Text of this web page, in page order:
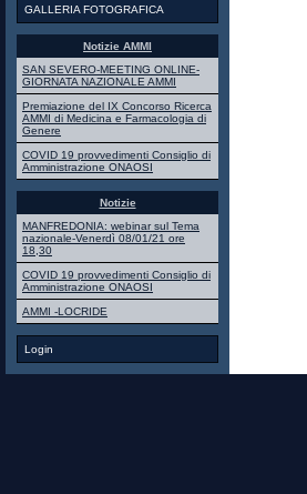
GALLERIA FOTOGRAFICA
Notizie AMMI
SAN SEVERO-MEETING ONLINE-
GIORNATA NAZIONALE AMMI
Premiazione del IX Concorso Ricerca
AMMI di Medicina e Farmacologia di
Genere
COVID 19 provvedimenti Consiglio di
Amministrazione ONAOSI
Notizie
MANFREDONIA: webinar sul Tema
nazionale-Venerdì 08/01/21 ore
18,30
COVID 19 provvedimenti Consiglio di
Amministrazione ONAOSI
AMMI -LOCRIDE
Login